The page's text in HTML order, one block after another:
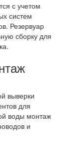
с учетом
систем
Резервуар
сборку для
выверки
для
воды монтаж
и